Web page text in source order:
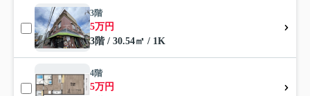
3階
5万円
3階 / 30.54㎡ / 1K
4階
5万円